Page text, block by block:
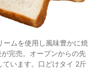
ームを使用し風味豊かに焼
完売。オープンからの先
います。口どけタイ 2斤